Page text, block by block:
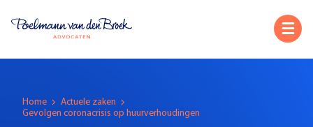
Home
Actuele zaken
Gevolgen coronacrisis op huurverhoudingen